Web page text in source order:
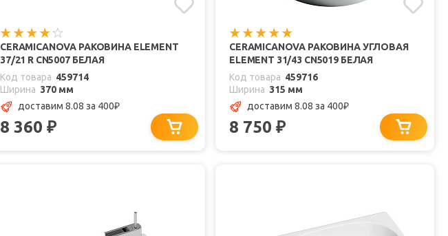
CERAMICANOVA РАКОВИНА ELEMENT
37/21 R CN5007 БЕЛАЯ
Код товара 459714
Ширина 370 мм
доставим 8.08 за 400₽
8 360 ₽
CERAMICANOVA РАКОВИНА УГЛОВАЯ
ELEMENT 31/43 CN5019 БЕЛАЯ
Код товара 459716
Ширина 315 мм
доставим 8.08 за 400₽
8 750 ₽